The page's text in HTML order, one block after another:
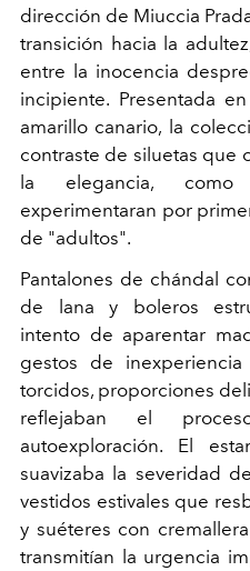
dirección de Miuccia
transición hacia la
entre la inocencia
incipiente. Presentada
amarillo canario, la
contraste de siluetas que
la elegancia,
experimentaran por
de "adultos".
Pantalones de chándal
de lana y boleros
intento de aparentar
gestos de
torcidos, proporciones
reflejaban el
autoexploración. El
suavizaba la severidad
vestidos estivales que
y suéteres con
transmitían la urgencia